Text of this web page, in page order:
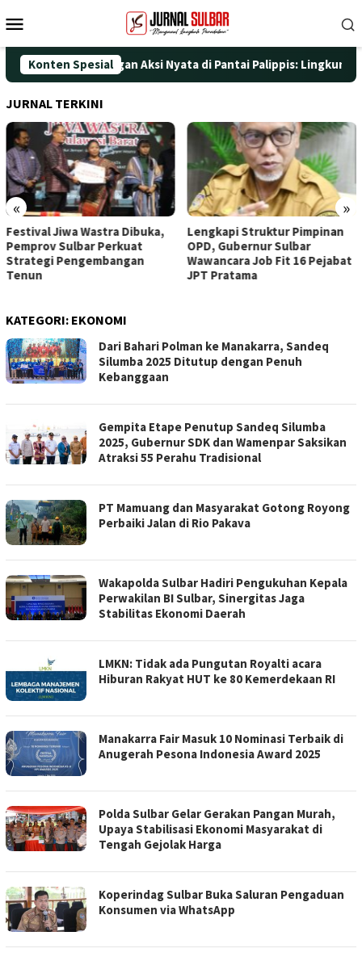
ke
Mobile
Konten Spesial
ke-25 dengan Aksi Nyata di Pantai Palippis: Lingkungan
JURNAL TERKINI
« »
Festival Jiwa Wastra Dibuka,
Pemprov Sulbar Perkuat
Strategi Pengembangan
Tenun
Lengkapi Struktur Pimpinan
OPD, Gubernur Sulbar
Wawancara Job Fit 16 Pejabat
JPT Pratama
KATEGORI: EKONOMI
Dari Bahari Polman ke Manakarra, Sandeq
Silumba 2025 Ditutup dengan Penuh
Kebanggaan
Gempita Etape Penutup Sandeq Silumba
2025, Gubernur SDK dan Wamenpar Saksikan
Atraksi 55 Perahu Tradisional
PT Mamuang dan Masyarakat Gotong Royong
Perbaiki Jalan di Rio Pakava
Wakapolda Sulbar Hadiri Pengukuhan Kepala
Perwakilan BI Sulbar, Sinergitas Jaga
Stabilitas Ekonomi Daerah
LMKN: Tidak ada Pungutan Royalti acara
Hiburan Rakyat HUT ke 80 Kemerdekaan RI
Manakarra Fair Masuk 10 Nominasi Terbaik di
Anugerah Pesona Indonesia Award 2025
Polda Sulbar Gelar Gerakan Pangan Murah,
Upaya Stabilisasi Ekonomi Masyarakat di
Tengah Gejolak Harga
Koperindag Sulbar Buka Saluran Pengaduan
Konsumen via WhatsApp